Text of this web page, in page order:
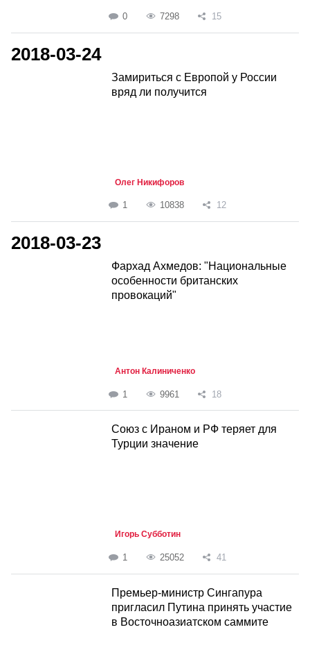
0 7298 15
2018-03-24
Замириться с Европой у России
вряд ли получится
Олег Никифоров
1 10838 12
2018-03-23
Фархад Ахмедов: "Национальные
особенности британских
провокаций"
Антон Калиниченко
1 9961 18
Союз с Ираном и РФ теряет для
Турции значение
Игорь Субботин
1 25052 41
Премьер-министр Сингапура
пригласил Путина принять участие
в Восточноазиатском саммите